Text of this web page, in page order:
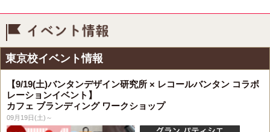
東京校イベント情報
【9/19(土)バンタンデザイン研究所 × レコールバンタン コラボ
レーションイベント】
カフェ ブランディング ワークショップ
09月19日(土)～